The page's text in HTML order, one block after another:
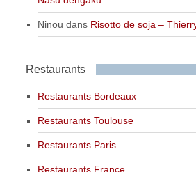
Ninou dans Risotto de soja –
Restaurants
Restaurants Bordeaux
Restaurants Toulouse
Restaurants Paris
Restaurants France